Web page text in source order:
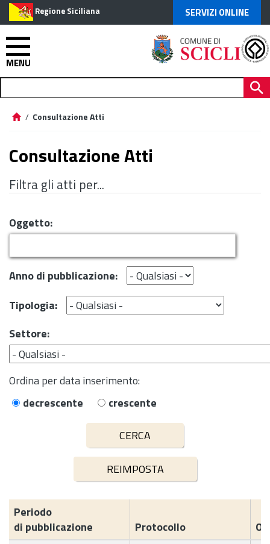
Regione Siciliana SERVIZI ONLINE
MENU
/ Consultazione Atti
Consultazione Atti
Filtra gli atti per...
Oggetto:
Anno di pubblicazione:
Tipologia:
Settore:
Ordina per data inserimento:
decrescente
crescente
Periodo
di pubblicazione
Protocollo